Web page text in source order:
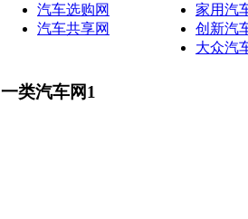
汽车选购网
汽车共享网
家用汽
创新汽
大众汽
一类汽车网1